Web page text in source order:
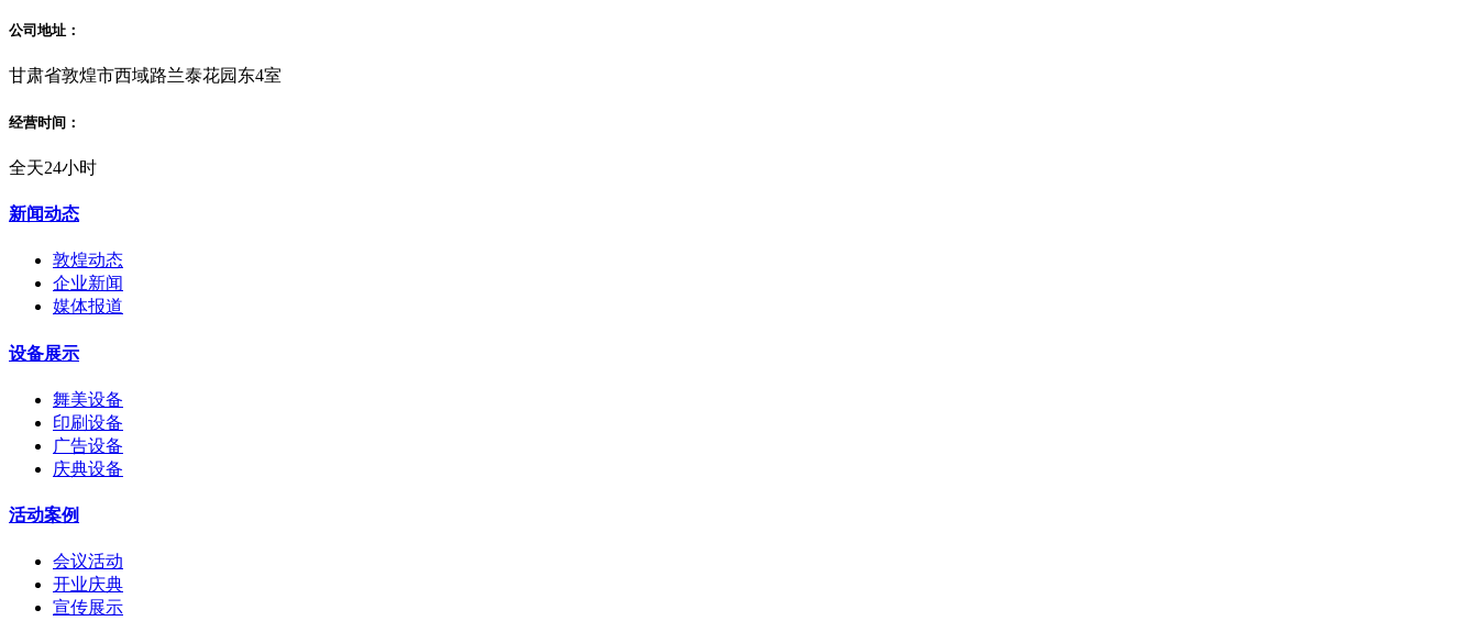
公司地址：
甘肃省敦煌市西域路兰泰花园东4室
经营时间：
全天24小时
新闻动态
敦煌动态
企业新闻
媒体报道
设备展示
舞美设备
印刷设备
广告设备
庆典设备
活动案例
会议活动
开业庆典
宣传展示